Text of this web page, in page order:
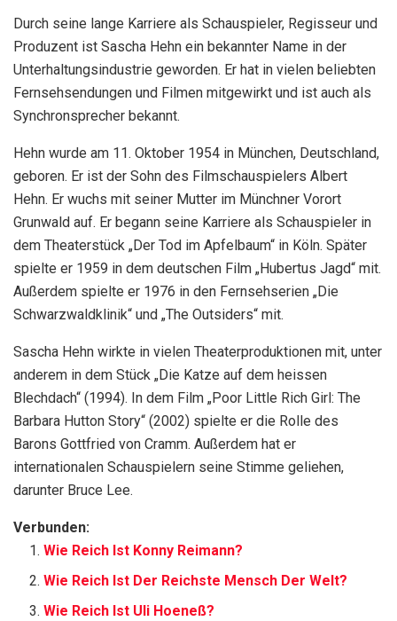
Durch seine lange Karriere als Schauspieler, Regisseur und
Produzent ist Sascha Hehn ein bekannter Name in der
Unterhaltungsindustrie geworden. Er hat in vielen beliebten
Fernsehsendungen und Filmen mitgewirkt und ist auch als
Synchronsprecher bekannt.
Hehn wurde am 11. Oktober 1954 in München, Deutschland,
geboren. Er ist der Sohn des Filmschauspielers Albert
Hehn. Er wuchs mit seiner Mutter im Münchner Vorort
Grunwald auf. Er begann seine Karriere als Schauspieler in
dem Theaterstück „Der Tod im Apfelbaum“ in Köln. Später
spielte er 1959 in dem deutschen Film „Hubertus Jagd“ mit.
Außerdem spielte er 1976 in den Fernsehserien „Die
Schwarzwaldklinik“ und „The Outsiders“ mit.
Sascha Hehn wirkte in vielen Theaterproduktionen mit, unter
anderem in dem Stück „Die Katze auf dem heissen
Blechdach“ (1994). In dem Film „Poor Little Rich Girl: The
Barbara Hutton Story“ (2002) spielte er die Rolle des
Barons Gottfried von Cramm. Außerdem hat er
internationalen Schauspielern seine Stimme geliehen,
darunter Bruce Lee.
Verbunden:
Wie Reich Ist Konny Reimann?
Wie Reich Ist Der Reichste Mensch Der Welt?
Wie Reich Ist Uli Hoeneß?